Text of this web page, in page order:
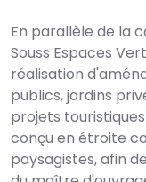
En parallèle de la
Souss Espaces
réalisation
publics, jardins
projets
conçu en étroite
paysagistes, afin